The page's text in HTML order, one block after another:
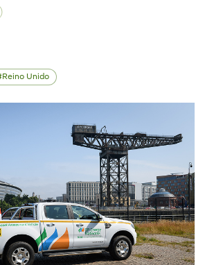
son las infraestructuras
¿Qué son las infraestructuras
¿Qué son las
Reino Unido